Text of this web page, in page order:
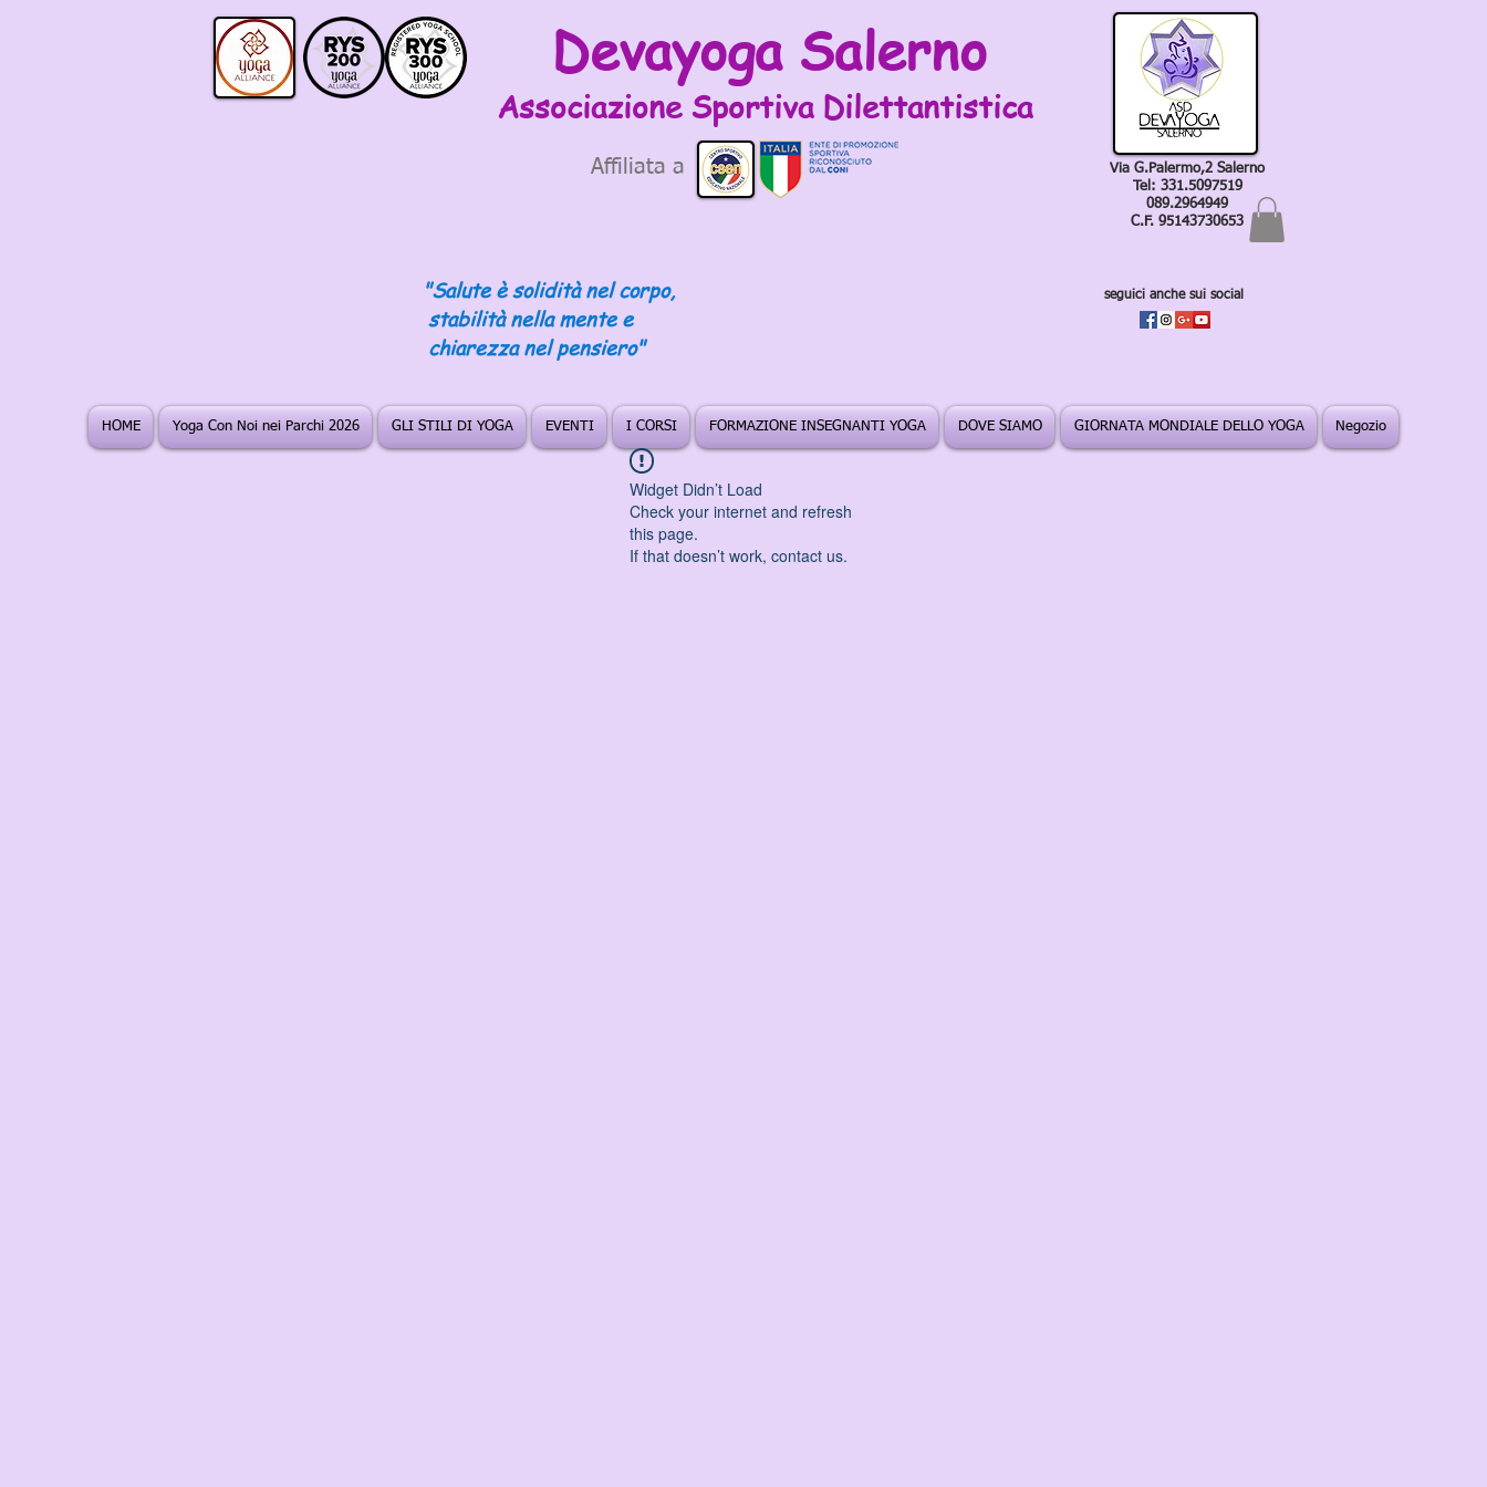
Devayoga Salerno
Associazione Sportiva Dilettantistica
Affiliata a
"Salute è solidità nel corpo,
stabilità nella mente e
chiarezza nel pensiero"
Via G.Palermo,2 Salerno
Tel: 331.5097519
089.2964949
C.F. 95143730653
seguici anche sui social
HOME Yoga Con Noi nei Parchi 2026 GLI STILI DI YOGA EVENTI I CORSI FORMAZIONE INSEGNANTI YOGA DOVE SIAMO GIORNATA MONDIALE DELLO YOGA Negozio
Widget Didn’t Load
Check your internet and refresh
this page.
If that doesn’t work, contact us.